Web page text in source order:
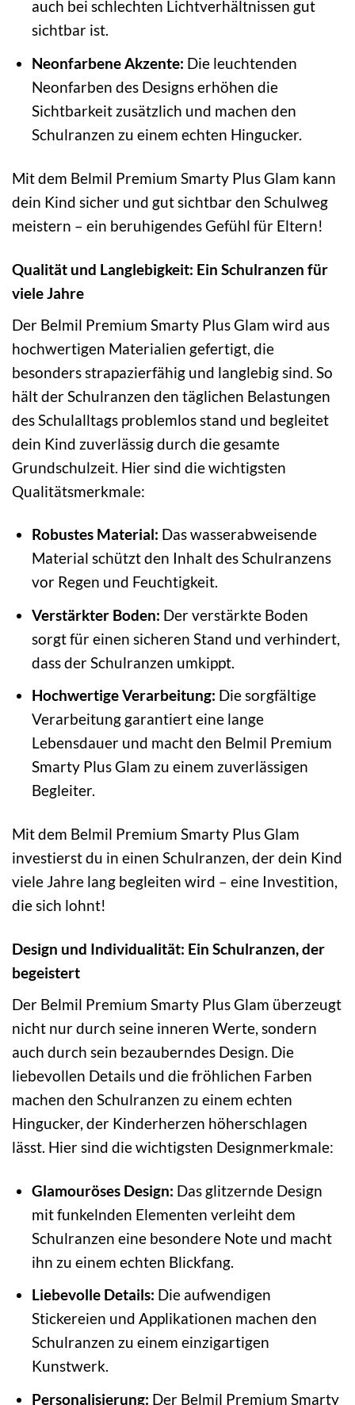
auch bei schlechten Lichtverhältnissen gut
sichtbar ist.
Neonfarbene Akzente: Die leuchtenden
Neonfarben des Designs erhöhen die
Sichtbarkeit zusätzlich und machen den
Schulranzen zu einem echten Hingucker.
Mit dem Belmil Premium Smarty Plus Glam kann
dein Kind sicher und gut sichtbar den Schulweg
meistern – ein beruhigendes Gefühl für Eltern!
Qualität und Langlebigkeit: Ein Schulranzen für
viele Jahre
Der Belmil Premium Smarty Plus Glam wird aus
hochwertigen Materialien gefertigt, die
besonders strapazierfähig und langlebig sind. So
hält der Schulranzen den täglichen Belastungen
des Schulalltags problemlos stand und begleitet
dein Kind zuverlässig durch die gesamte
Grundschulzeit. Hier sind die wichtigsten
Qualitätsmerkmale:
Robustes Material: Das wasserabweisende
Material schützt den Inhalt des Schulranzens
vor Regen und Feuchtigkeit.
Verstärkter Boden: Der verstärkte Boden
sorgt für einen sicheren Stand und verhindert,
dass der Schulranzen umkippt.
Hochwertige Verarbeitung: Die sorgfältige
Verarbeitung garantiert eine lange
Lebensdauer und macht den Belmil Premium
Smarty Plus Glam zu einem zuverlässigen
Begleiter.
Mit dem Belmil Premium Smarty Plus Glam
investierst du in einen Schulranzen, der dein Kind
viele Jahre lang begleiten wird – eine Investition,
die sich lohnt!
Design und Individualität: Ein Schulranzen, der
begeistert
Der Belmil Premium Smarty Plus Glam überzeugt
nicht nur durch seine inneren Werte, sondern
auch durch sein bezauberndes Design. Die
liebevollen Details und die fröhlichen Farben
machen den Schulranzen zu einem echten
Hingucker, der Kinderherzen höherschlagen
lässt. Hier sind die wichtigsten Designmerkmale:
Glamouröses Design: Das glitzernde Design
mit funkelnden Elementen verleiht dem
Schulranzen eine besondere Note und macht
ihn zu einem echten Blickfang.
Liebevolle Details: Die aufwendigen
Stickereien und Applikationen machen den
Schulranzen zu einem einzigartigen
Kunstwerk.
Personalisierung: Der Belmil Premium Smarty